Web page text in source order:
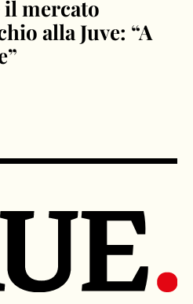
il mercato
alla Juve: “A